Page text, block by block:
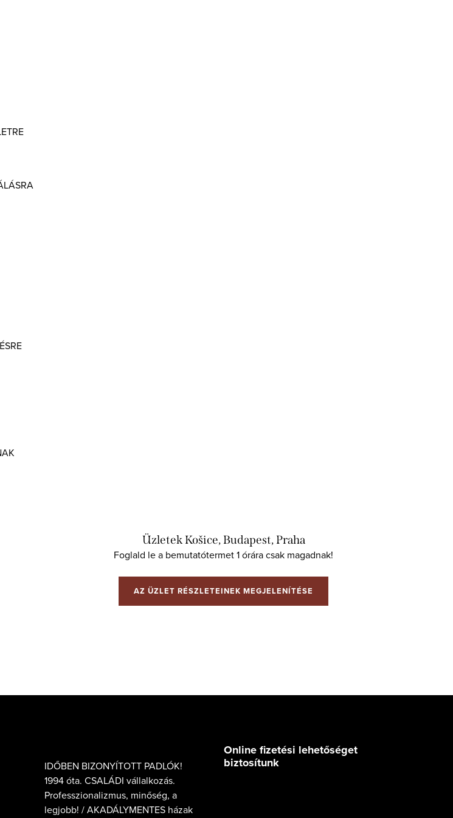
Üzletek Košice, Budapest, Praha
Foglald le a bemutatótermet 1 órára csak magadnak!
AZ ÜZLET RÉSZLETEINEK MEGJELENÍTÉSE
IDŐBEN BIZONYÍTOTT PADLÓK!
1994 óta. CSALÁDI vállalkozás.
Professzionalizmus, minőség, a
legjobb! / AKADÁLYMENTES házak
Online fizetési lehetőséget
biztosítunk